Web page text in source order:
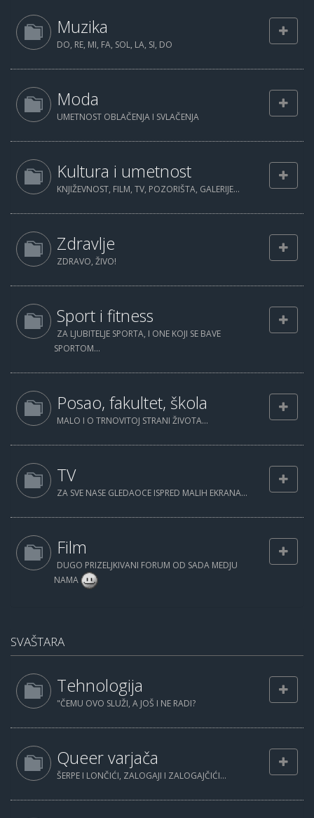
Muzika
DO, RE, MI, FA, SOL, LA, SI, DO
Moda
UMETNOST OBLAČENJA I SVLAČENJA
Kultura i umetnost
KNJIŽEVNOST, FILM, TV, POZORIŠTA, GALERIJE...
Zdravlje
ZDRAVO, ŽIVO!
Sport i fitness
ZA LJUBITELJE SPORTA, I ONE KOJI SE BAVE
SPORTOM...
Posao, fakultet, škola
MALO I O TRNOVITOJ STRANI ŽIVOTA...
TV
ZA SVE NASE GLEDAOCE ISPRED MALIH EKRANA...
Film
DUGO PRIZELJKIVANI FORUM OD SADA MEDJU
NAMA
SVAŠTARA
Tehnologija
"ČEMU OVO SLUŽI, A JOŠ I NE RADI?
Queer varjača
ŠERPE I LONČIĆI, ZALOGAJI I ZALOGAJČIĆI...